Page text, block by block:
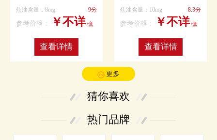
焦油含量：8mg 9分
参考价格： ￥不详/盒
查看详情
焦油含量：10mg 8.3分
参考价格： ￥不详/盒
查看详情
更多
猜你喜欢
热门品牌